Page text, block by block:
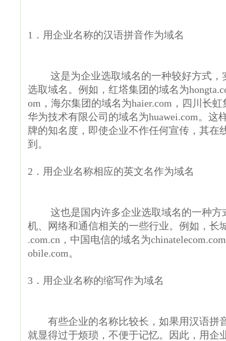
1．用企业名称的汉语拼音作为域名
这是为企业选取域名的一种较好方式，
选取域名。例如，红塔集团的域名为
om，海尔集团的域名为haier.com，四川长虹
华为技术有限公司的域名为huawei.com。这
牌的知名度，即使企业不作任何宣传，其在
到。
2．用企业名称相应的英文名作为域名
这也是国内许多企业选取域名的一种方
机、网络和通信相关的一些行业。例如，长
.com.cn，中国电信的域名为
obile.com。
3．用企业名称的缩写作为域名
有些企业的名称比较长，如果用汉语拼
就显得过于烦琐，不便于记忆。因此，用企